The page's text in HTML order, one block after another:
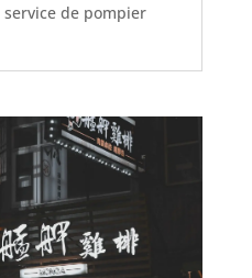
de pompier